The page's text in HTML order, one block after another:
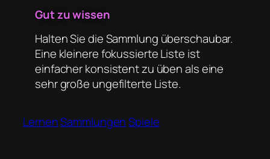
Gut zu wissen
Halten Sie die Sammlung überschaubar.
Eine kleinere fokussierte Liste ist
einfacher konsistent zu üben als eine
sehr große ungefilterte Liste.
LernenSammlungen Spiele